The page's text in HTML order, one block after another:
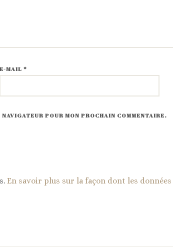
E-MAIL*
POUR MON PROCHAIN COMMENTAIRE.
En savoir plus sur la façon dont les